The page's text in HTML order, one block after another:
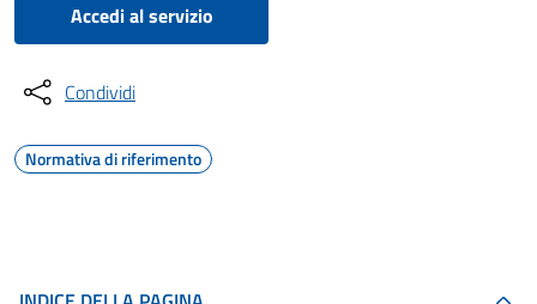
Accedi al servizio
Condividi
Normativa di riferimento